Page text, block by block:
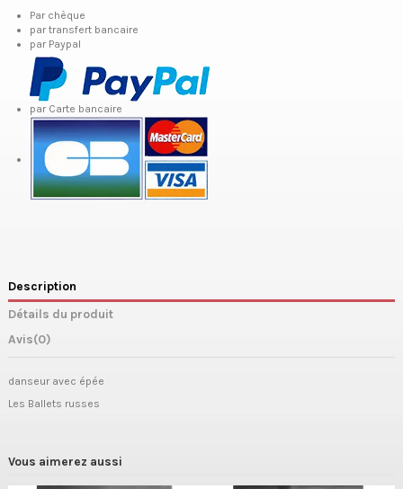
Par chèque
par transfert bancaire
par Paypal
par Carte bancaire
Description
Détails du produit
Avis(0)
danseur avec épée
Les Ballets russes
Vous aimerez aussi